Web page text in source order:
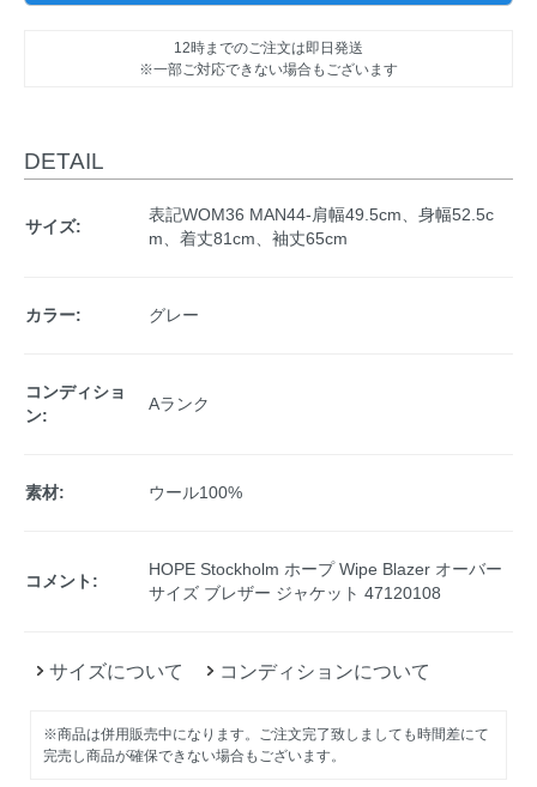
12時までのご注文は即日発送
※一部ご対応できない場合もございます
DETAIL
サイズ:
表記WOM36 MAN44-肩幅49.5cm、身幅52.5c
m、着丈81cm、袖丈65cm
カラー: グレー
コンディショ
ン:
Aランク
素材: ウール100%
コメント:
HOPE Stockholm ホープ Wipe Blazer オーバー
サイズ ブレザー ジャケット 47120108
サイズについて コンディションについて
※商品は併用販売中になります。ご注文完了致しましても時間差にて
完売し商品が確保できない場合もございます。